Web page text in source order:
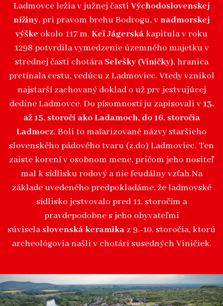
Ladmovce ležia v južnej častiVýchodoslovenskej
nížiny, pri pravom brehu Bodrogu, v nadmorskej
výške okolo 117 m. Keï Jágerskákapitula v roku
1298 potvrdila vymedzenie územného majetku v
strednej časti chotáraSelešky (Viničky), hranica
pretínala cestu, vedúcu z Ladmoviec. Vtedy vznikol
najstarší zachovaný doklad o už prv jestvujúcej
dedine Ladmovce. Do písomností ju zapisovali v13.
až 15. storočí ako Ladamoch, do 16. storočia
Ladmocz. Boli to maïarizované názvy staršieho
slovenského pádového tvaru (z,do) Ladmoviec. Ten
zaiste korení v osobnom mene, pričom jeho nositeľ
mal k sídlisku rodový a nie feudálny vzťah.Na
základe uvedeného predpokladáme, že ladmovské
sídlisko jestvovalo pred 11. storočím a
pravdepodobne s jeho obyvateľmi
súviselaslovenská keramika z 9.-10. storočia, ktorú
archeológovia našli v chotári susedných Viničiek.